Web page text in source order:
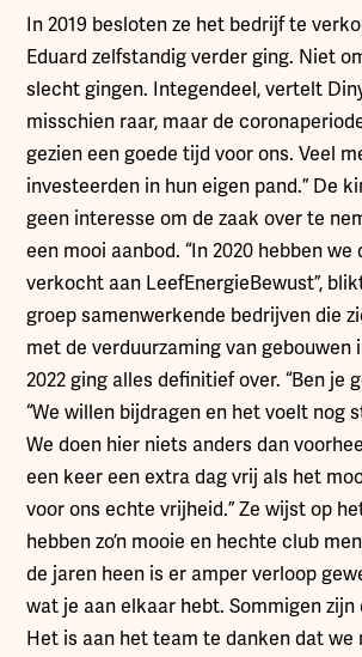
In 2019 besloten ze het bedrijf te
Eduard zelfstandig verder ging. Niet
slecht gingen. Integendeel, vertelt
misschien raar, maar de
gezien een goede tijd voor ons. Veel
investeerden in hun eigen pand.” De
geen interesse om de zaak over te
een mooi aanbod. “In 2020 hebben we
verkocht aan LeefEnergieBewust”,
groep samenwerkende bedrijven die
met de verduurzaming van gebouwen
2022 ging alles definitief over. “Ben je
“We willen bijdragen en het voelt nog
We doen hier niets anders dan
een keer een extra dag vrij als het
voor ons echte vrijheid.” Ze wijst op
hebben zo’n mooie en hechte club
de jaren heen is er amper verloop
wat je aan elkaar hebt. Sommigen zijn
Het is aan het team te danken dat we